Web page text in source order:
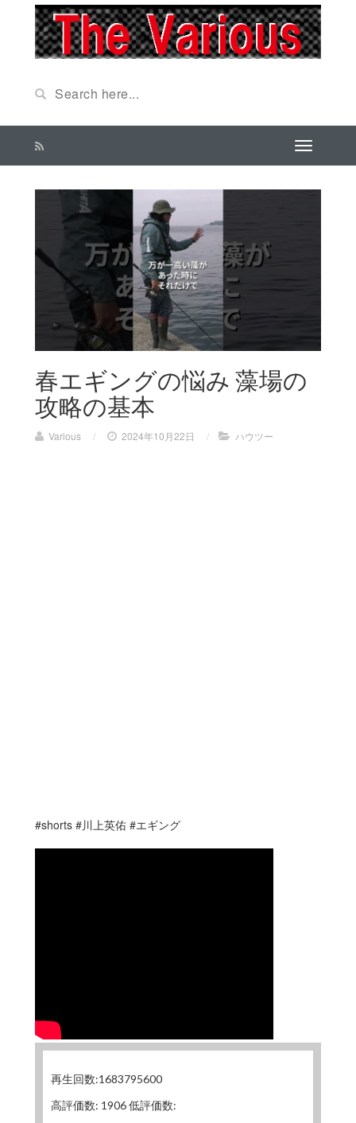
春エギングの悩み 藻場の
攻略の基本
Various / 2024年10月22日 / ハウツー
#shorts #川上英佑 #エギング
再生回数:1683795600
高評価数: 1906 低評価数: